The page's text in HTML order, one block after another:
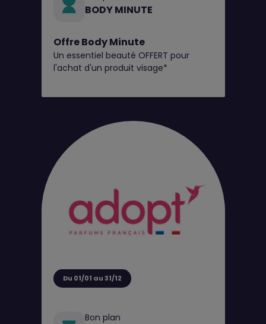
BODY MINUTE
Offre Body Minute
Un essentiel beauté OFFERT pour
l'achat d'un produit visage*
Du 01/01 au 31/12
Bon plan